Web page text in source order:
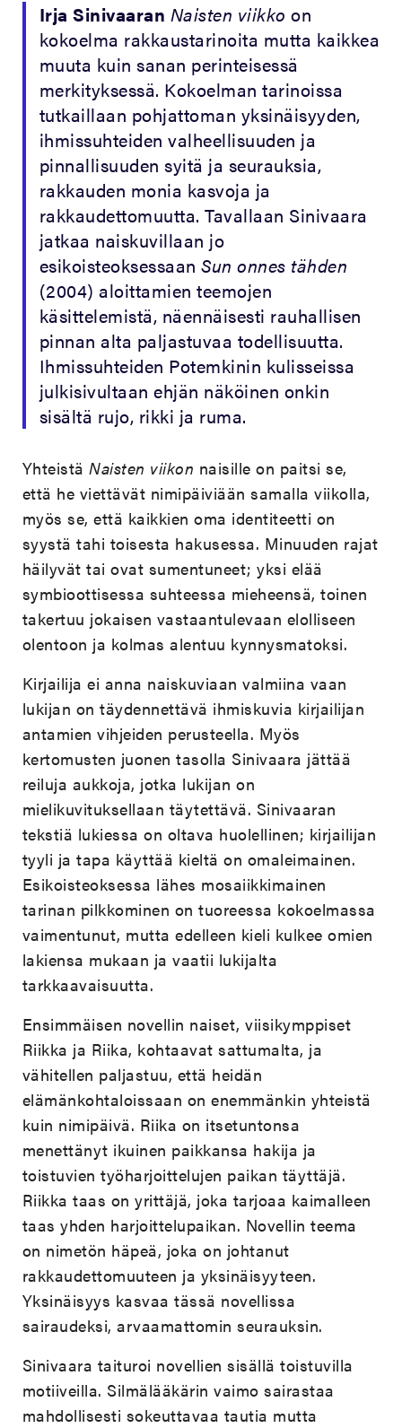
Irja Sinivaaran Naisten viikko on
kokoelma rakkaustarinoita mutta kaikkea
muuta kuin sanan perinteisessä
merkityksessä. Kokoelman tarinoissa
tutkaillaan pohjattoman yksinäisyyden,
ihmissuhteiden valheellisuuden ja
pinnallisuuden syitä ja seurauksia,
rakkauden monia kasvoja ja
rakkaudettomuutta. Tavallaan Sinivaara
jatkaa naiskuvillaan jo
esikoisteoksessaanSun onnes tähden
(2004) aloittamien teemojen
käsittelemistä, näennäisesti rauhallisen
pinnan alta paljastuvaa todellisuutta.
Ihmissuhteiden Potemkinin kulisseissa
julkisivultaan ehjän näköinen onkin
sisältä rujo, rikki ja ruma.
YhteistäNaisten viikon naisille on paitsi se,
että he viettävät nimipäiviään samalla viikolla,
myös se, että kaikkien oma identiteetti on
syystä tahi toisesta hakusessa. Minuuden rajat
häilyvät tai ovat sumentuneet; yksi elää
symbioottisessa suhteessa mieheensä, toinen
takertuu jokaisen vastaantulevaan elolliseen
olentoon ja kolmas alentuu kynnysmatoksi.
Kirjailija ei anna naiskuviaan valmiina vaan
lukijan on täydennettävä ihmiskuvia kirjailijan
antamien vihjeiden perusteella. Myös
kertomusten juonen tasolla Sinivaara jättää
reiluja aukkoja, jotka lukijan on
mielikuvituksellaan täytettävä. Sinivaaran
tekstiä lukiessa on oltava huolellinen; kirjailijan
tyyli ja tapa käyttää kieltä on omaleimainen.
Esikoisteoksessa lähes mosaiikkimainen
tarinan pilkkominen on tuoreessa kokoelmassa
vaimentunut, mutta edelleen kieli kulkee omien
lakiensa mukaan ja vaatii lukijalta
tarkkaavaisuutta.
Ensimmäisen novellin naiset, viisikymppiset
Riikka ja Riika, kohtaavat sattumalta, ja
vähitellen paljastuu, että heidän
elämänkohtaloissaan on enemmänkin yhteistä
kuin nimipäivä. Riika on itsetuntonsa
menettänyt ikuinen paikkansa hakija ja
toistuvien työharjoittelujen paikan täyttäjä.
Riikka taas on yrittäjä, joka tarjoaa kaimalleen
taas yhden harjoittelupaikan. Novellin teema
on nimetön häpeä, joka on johtanut
rakkaudettomuuteen ja yksinäisyyteen.
Yksinäisyys kasvaa tässä novellissa
sairaudeksi, arvaamattomin seurauksin.
Sinivaara taituroi novellien sisällä toistuvilla
motiiveilla. Silmälääkärin vaimo sairastaa
mahdollisesti sokeuttavaa tautia mutta